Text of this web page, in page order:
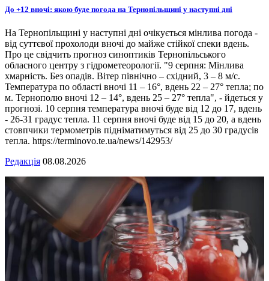
До +12 вночі: якою буде погода на Тернопільщині у наступні дні
На Тернопільщині у наступні дні очікується мінлива погода -
від суттєвої прохолоди вночі до майже стійкої спеки вдень.
Про це свідчить прогноз синоптиків Тернопільського
обласного центру з гідрометеорології. "9 серпня: Мінлива
хмарність. Без опадів. Вітер північно – східний, 3 – 8 м/с.
Температура по області вночі 11 – 16°, вдень 22 – 27° тепла; по
м. Тернополю вночі 12 – 14°, вдень 25 – 27° тепла", - йдеться у
прогнозі. 10 серпня температура вночі буде від 12 до 17, вдень
- 26-31 градус тепла. 11 серпня вночі буде від 15 до 20, а вдень
стовпчики термометрів підніматимуться від 25 до 30 градусів
тепла. https://terminovo.te.ua/news/142953/
Редакція 08.08.2026